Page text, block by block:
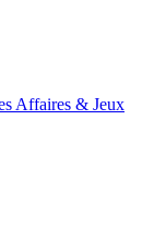
Affaires & Jeux